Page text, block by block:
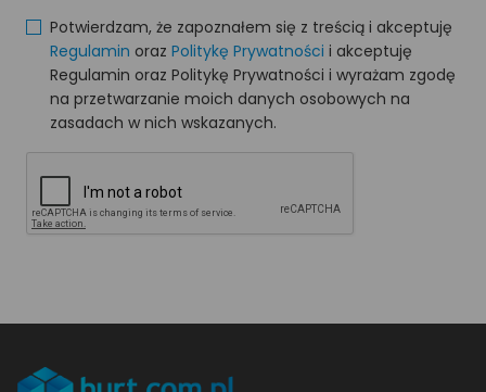
Potwierdzam, że zapoznałem się z treścią i akceptuję
Regulamin oraz Politykę Prywatności i akceptuję
Regulamin oraz Politykę Prywatności i wyrażam zgodę
na przetwarzanie moich danych osobowych na
zasadach w nich wskazanych.